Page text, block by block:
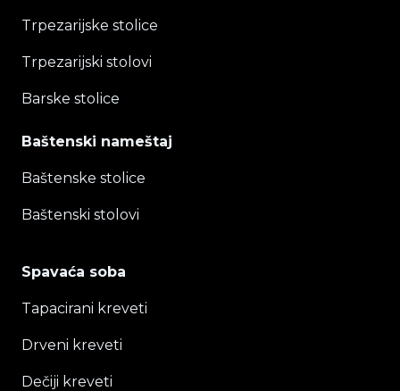
Trpezarijske stolice
Trpezarijski stolovi
Barske stolice
Baštenski nameštaj
Baštenske stolice
Baštenski stolovi
Spavaća soba
Tapacirani kreveti
Drveni kreveti
Dečiji kreveti